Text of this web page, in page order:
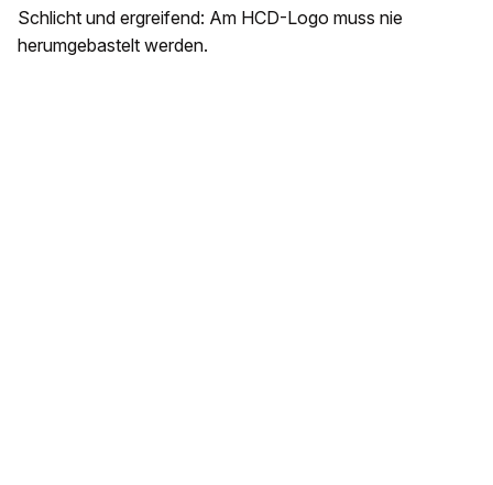
Schlicht und ergreifend: Am HCD-Logo muss nie
herumgebastelt werden.